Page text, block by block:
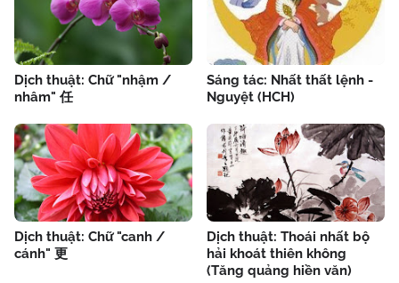
Dịch thuật: Chữ "nhậm /
nhâm" 任
Sáng tác: Nhất thất lệnh -
Nguyệt (HCH)
Dịch thuật: Chữ "canh /
cánh" 更
Dịch thuật: Thoái nhất bộ
hải khoát thiên không
(Tăng quảng hiền văn)